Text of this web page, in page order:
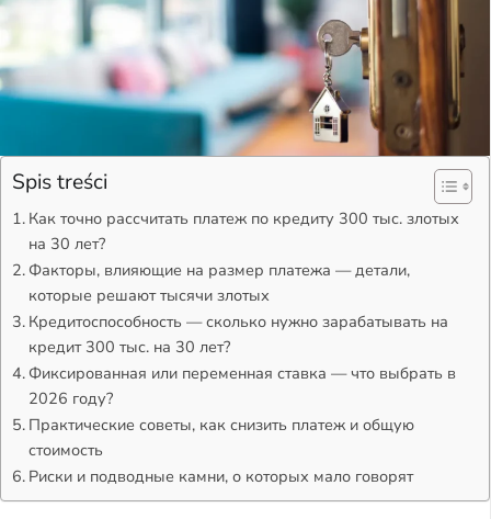
Spis treści
Как точно рассчитать платеж по кредиту 300 тыс. злотых
на 30 лет?
Факторы, влияющие на размер платежа — детали,
которые решают тысячи злотых
Кредитоспособность — сколько нужно зарабатывать на
кредит 300 тыс. на 30 лет?
Фиксированная или переменная ставка — что выбрать в
2026 году?
Практические советы, как снизить платеж и общую
стоимость
Риски и подводные камни, о которых мало говорят